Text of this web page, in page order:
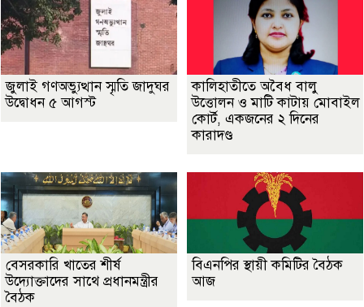
জুলাই গণঅভ্যুত্থান স্মৃতি জাদুঘর
উদ্বোধন ৫ আগস্ট
কালিহাতীতে অবৈধ বালু
উত্তোলন ও মাটি কাটায় মোবাইল
কোর্ট, একজনের ২ দিনের
কারাদণ্ড
বেসরকারি খাতের শীর্ষ
উদ্যোক্তাদের সাথে প্রধানমন্ত্রীর
বৈঠক
বিএনপির স্থায়ী কমিটির বৈঠক
আজ